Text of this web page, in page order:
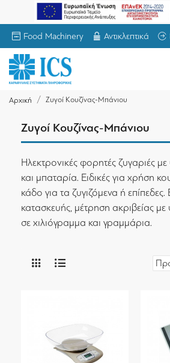
Food Machinery Αντικλεπτικά
Αρχική Ζυγοί Κουζίνας-Μπάνιου
Ζυγοί Κουζίνας-Μπάνιου
Ηλεκτρονικές φορητές ζυγαριές
και μπαταρία. Ειδικές για χρήση
κάδο για τα ζυγιζόμενα ή
κατασκευής, μέτρηση ακριβείας με
σε χιλιόγραμμα και γραμμάρια.